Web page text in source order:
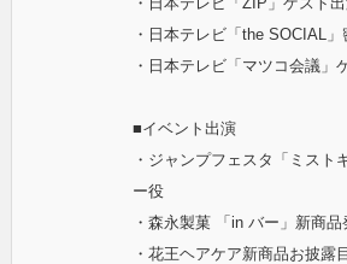
・日本テレビ「the SOCIAL
・日本テレビ「マツコ会議」
■イベント出演
・ジャンプフェスタ「ミスト
ー役
・森永製菓 「in バー」新商品
・花王ヘアケア新商品お披露